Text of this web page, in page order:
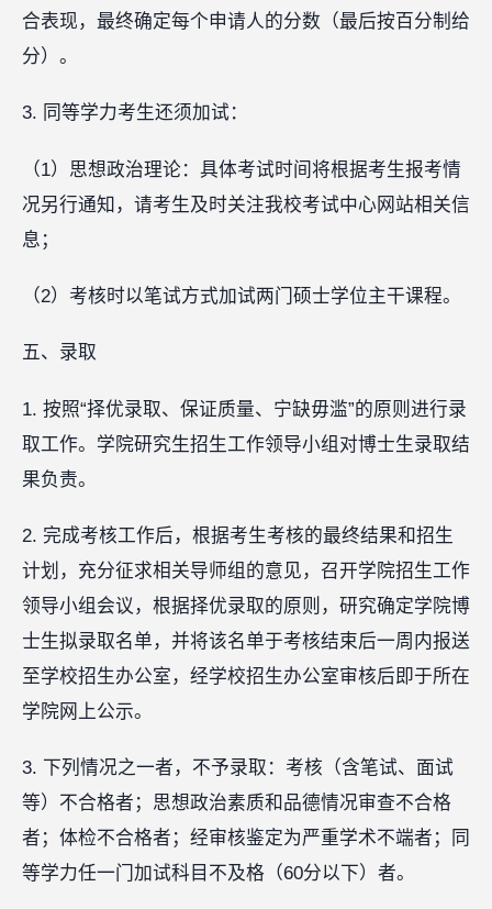
合表现，最终确定每个申请人的分数（最后按百分制给
分）。
3. 同等学力考生还须加试：
（1）思想政治理论：具体考试时间将根据考生报考情
况另行通知，请考生及时关注我校考试中心网站相关信
息；
（2）考核时以笔试方式加试两门硕士学位主干课程。
五、录取
1. 按照“择优录取、保证质量、宁缺毋滥”的原则进行录
取工作。学院研究生招生工作领导小组对博士生录取结
果负责。
2. 完成考核工作后，根据考生考核的最终结果和招生
计划，充分征求相关导师组的意见，召开学院招生工作
领导小组会议，根据择优录取的原则，研究确定学院博
士生拟录取名单，并将该名单于考核结束后一周内报送
至学校招生办公室，经学校招生办公室审核后即于所在
学院网上公示。
3. 下列情况之一者，不予录取：考核（含笔试、面试
等）不合格者；思想政治素质和品德情况审查不合格
者；体检不合格者；经审核鉴定为严重学术不端者；同
等学力任一门加试科目不及格（60分以下）者。